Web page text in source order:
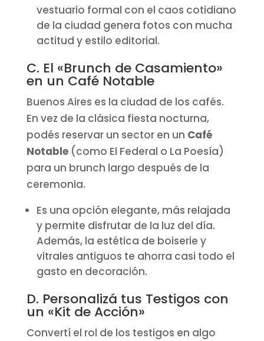
vestuario formal con el caos cotidiano
de la ciudad genera fotos con mucha
actitud y estilo editorial.
C. El «Brunch de Casamiento»
en un Café Notable
Buenos Aires es la ciudad de los cafés.
En vez de la clásica fiesta nocturna,
podés reservar un sector en un Café
Notable(como El Federal o La Poesía)
para un brunch largo después de la
ceremonia.
Es una opción elegante, más relajada
y permite disfrutar de la luz del día.
Además, la estética de boiserie y
vitrales antiguos te ahorra casi todo el
gasto en decoración.
D. Personalizá tus Testigos con
un «Kit de Acción»
Convertí el rol de los testigos en algo